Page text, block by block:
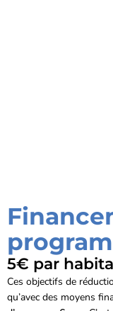
5€ par
Ces objectifs de
qu’avec des moyens